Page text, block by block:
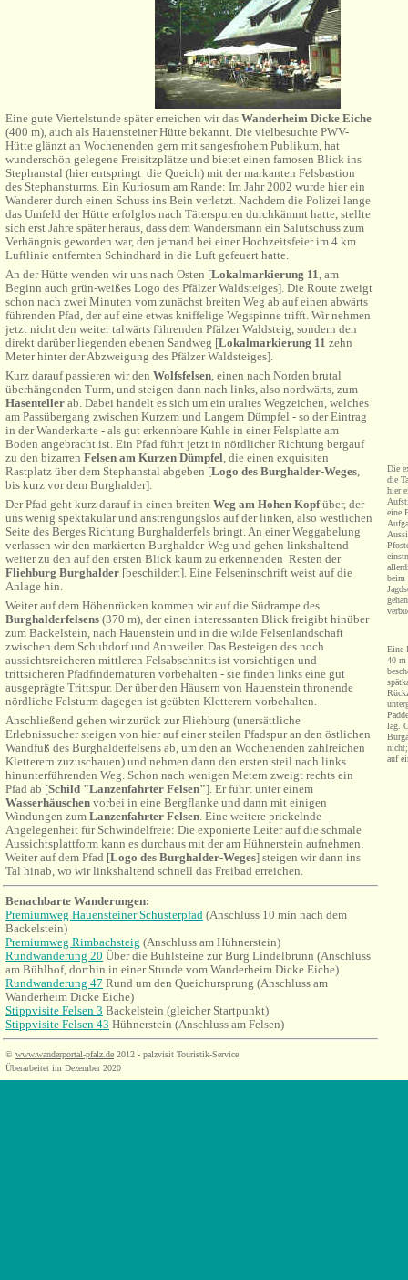
Eine gute Viertelstunde später erreichen wir das Wanderheim Dicke Eiche
(400 m), auch als Hauensteiner Hütte bekannt. Die vielbesuchte PWV-
Hütte glänzt an Wochenenden gern mit sangesfrohem Publikum, hat
wunderschön gelegene Freisitzplätze und bietet einen famosen Blick ins
Stephanstal (hier entspringt die Queich) mit der markanten Felsbastion
des Stephansturms. Ein Kuriosum am Rande: Im Jahr 2002 wurde hier ein
Wanderer durch einen Schuss ins Bein verletzt. Nachdem die Polizei lange
das Umfeld der Hütte erfolglos nach Täterspuren durchkämmt hatte, stellte
sich erst Jahre später heraus, dass dem Wandersmann ein Salutschuss zum
Verhängnis geworden war, den jemand bei einer Hochzeitsfeier im 4 km
Luftlinie entfernten Schindhard in die Luft gefeuert hatte.
An der Hütte wenden wir uns nach Osten [Lokalmarkierung 11, am
Beginn auch grün-weißes Logo des Pfälzer Waldsteiges]. Die Route zweigt
schon nach zwei Minuten vom zunächst breiten Weg ab auf einen abwärts
führenden Pfad, der auf eine etwas kniffelige Wegspinne trifft. Wir nehmen
jetzt nicht den weiter talwärts führenden Pfälzer Waldsteig, sondern den
direkt darüber liegenden ebenen Sandweg [Lokalmarkierung 11 zehn
Meter hinter der Abzweigung des Pfälzer Waldsteiges].
Kurz darauf passieren wir den Wolfsfelsen, einen nach Norden brutal
überhängenden Turm, und steigen dann nach links, also nordwärts, zum
Hasenteller ab. Dabei handelt es sich um ein uraltes Wegzeichen, welches
am Passübergang zwischen Kurzem und Langem Dümpfel - so der Eintrag
in der Wanderkarte - als gut erkennbare Kuhle in einer Felsplatte am
Boden angebracht ist. Ein Pfad führt jetzt in nördlicher Richtung bergauf
zu den bizarren Felsen am Kurzen Dümpfel, die einen exquisiten
Rastplatz über dem Stephanstal abgeben [Logo des Burghalder-Weges,
bis kurz vor dem Burghalder].
Der Pfad geht kurz darauf in einen breiten Weg am Hohen Kopfüber, der
uns wenig spektakulär und anstrengungslos auf der linken, also westlichen
Seite des Berges Richtung Burghalderfels bringt. An einer Weggabelung
verlassen wir den markierten Burghalder-Weg und gehen linkshaltend
weiter zu den auf den ersten Blick kaum zu erkennenden Resten der
Fliehburg Burghalder [beschildert]. Eine Felseninschrift weist auf die
Anlage hin.
Weiter auf dem Höhenrücken kommen wir auf die Südrampe des
Burghalderfelsens (370 m), der einen interessanten Blick freigibt hinüber
zum Backelstein, nach Hauenstein und in die wilde Felsenlandschaft
zwischen dem Schuhdorf und Annweiler. Das Besteigen des noch
aussichtsreicheren mittleren Felsabschnitts ist vorsichtigen und
trittsicheren Pfadfindernaturen vorbehalten - sie finden links eine gut
ausgeprägte Trittspur. Der über den Häusern von Hauenstein thronende
nördliche Felsturm dagegen ist geübten Kletterern vorbehalten.
Anschließend gehen wir zurück zur Fliehburg (unersättliche
Erlebnissucher steigen von hier auf einer steilen Pfadspur an den östlichen
Wandfuß des Burghalderfelsens ab, um den an Wochenenden zahlreichen
Kletterern zuzuschauen) und nehmen dann den ersten steil nach links
hinunterführenden Weg. Schon nach wenigen Metern zweigt rechts ein
Pfad ab [Schild "Lanzenfahrter Felsen"]. Er führt unter einem
Wasserhäuschen vorbei in eine Bergflanke und dann mit einigen
Windungen zum Lanzenfahrter Felsen. Eine weitere prickelnde
Angelegenheit für Schwindelfreie: Die exponierte Leiter auf die schmale
Aussichtsplattform kann es durchaus mit der am Hühnerstein aufnehmen.
Weiter auf dem Pfad [Logo des Burghalder-Weges] steigen wir dann ins
Tal hinab, wo wir linkshaltend schnell das Freibad erreichen.
Benachbarte Wanderungen:
Premiumweg Hauensteiner Schusterpfad (Anschluss 10 min nach dem
Backelstein)
Premiumweg Rimbachsteig (Anschluss am Hühnerstein)
Rundwanderung 20 Über die Buhlsteine zur Burg Lindelbrunn (Anschluss
am Bühlhof, dorthin in einer Stunde vom Wanderheim Dicke Eiche)
Rundwanderung 47 Rund um den Queichursprung (Anschluss am
Wanderheim Dicke Eiche)
Stippvisite Felsen 3 Backelstein (gleicher Startpunkt)
Stippvisite Felsen 43 Hühnerstein (Anschluss am Felsen)
© www.wanderportal-pfalz.de 2012 - palzvisit Touristik-Service
Überarbeitet im Dezember 2020
Die
die
hier
eine
beim
Eine
40 m
lag.
auf